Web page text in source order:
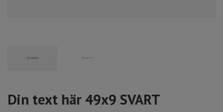
Din text här 49x9 SVART